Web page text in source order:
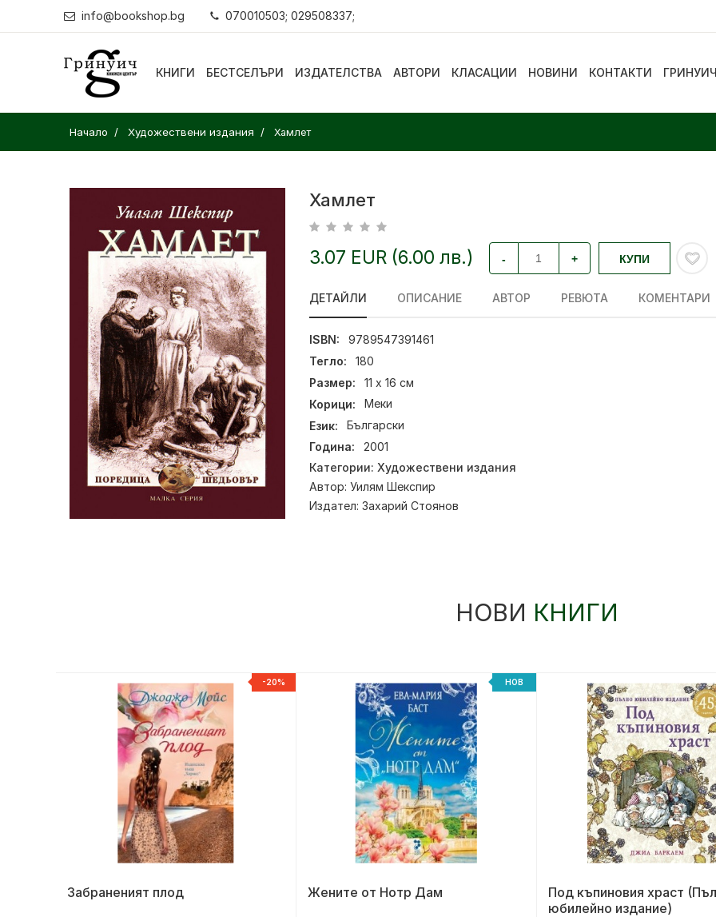
info@bookshop.bg 070010503; 029508337;
КНИГИ БЕСТСЕЛЪРИ ИЗДАТЕЛСТВА АВТОРИ КЛАСАЦИИ НОВИНИ КОНТАКТИ ГРИНУИЧ
Начало Художествени издания Хамлет
Хамлет
3.07 EUR (6.00 лв.) - + КУПИ
ДЕТАЙЛИ ОПИСАНИЕ АВТОР РЕВЮТА КОМЕНТАРИ
ISBN:
9789547391461
Тегло:
180
Размер:
11 х 16 см
Корици:
Меки
Език:
Български
Година:
2001
Категории: Художествени издания
Автор: Уилям Шекспир
Издател: Захарий Стоянов
НОВИ КНИГИ
-20%
Забраненият плод
НОВ
Жените от Нотр Дам
Под къпиновия храст
юбилейно издание)